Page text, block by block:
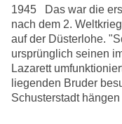
1945 Das war die
nach dem 2. Weltkrieg
auf der Düsterlohe.
ursprünglich seinen
Lazarett
liegenden Bruder
Schusterstadt